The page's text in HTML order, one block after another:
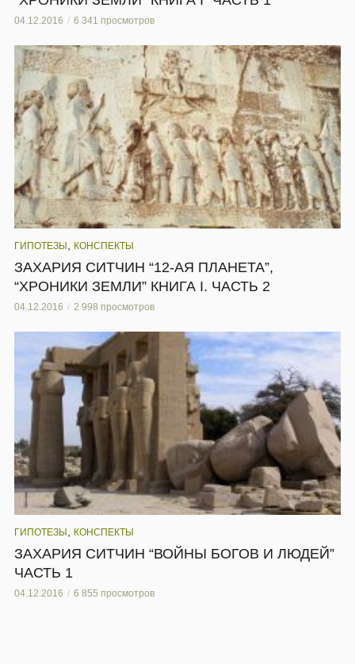
04.12.2016 6 341 просмотров
ГИПОТЕЗЫ КОНСПЕКТЫ
ЗАХАРИЯ СИТЧИН “12-АЯ ПЛАНЕТА”,
“ХРОНИКИ ЗЕМЛИ” КНИГА I. ЧАСТЬ 2
04.12.2016 2 998 просмотров
ГИПОТЕЗЫ КОНСПЕКТЫ
ЗАХАРИЯ СИТЧИН “ВОЙНЫ БОГОВ И ЛЮДЕЙ”
ЧАСТЬ 1
04.12.2016 6 855 просмотров